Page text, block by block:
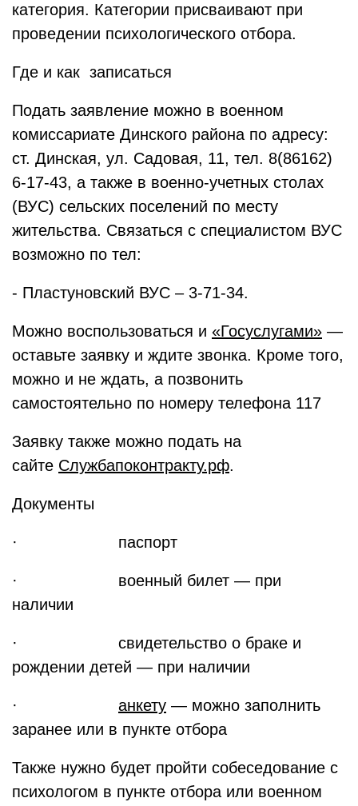
категория. Категории присваивают при
проведении психологического отбора.
Где и как записаться
Подать заявление можно в военном
комиссариате Динского района по адресу:
ст. Динская, ул. Садовая, 11, тел. 8(86162)
6-17-43, а также в военно-учетных столах
(ВУС) сельских поселений по месту
жительства. Связаться с специалистом ВУС
возможно по тел:
- Пластуновский ВУС – 3-71-34.
Можно воспользоваться и «Госуслугами» —
оставьте заявку и ждите звонка. Кроме того,
можно и не ждать, а позвонить
самостоятельно по номеру телефона 117
Заявку также можно подать на
сайте Службапоконтракту.рф.
Документы
· паспорт
· военный билет — при
наличии
· свидетельство о браке и
рождении детей — при наличии
· анкету — можно заполнить
заранее или в пункте отбора
Также нужно будет пройти собеседование с
психологом в пункте отбора или военном